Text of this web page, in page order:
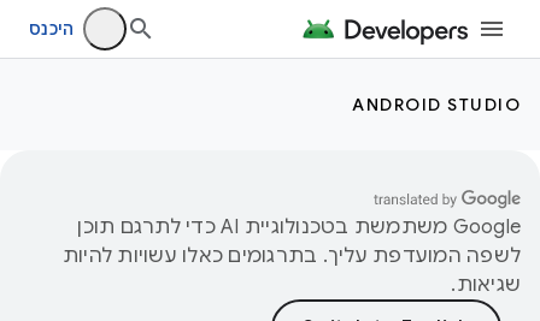
היכנס
ANDROID STUDIO
‫Google משתמשת בטכנולוגיית AI כדי לתרגם תוכן
לשפה המועדפת עליך. בתרגומים כאלו עשויות להיות
שגיאות.